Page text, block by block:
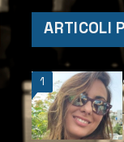
ARTICOLI
1